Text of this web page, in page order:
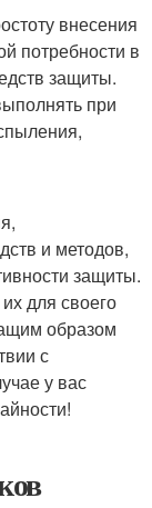
внесения
потребности в
защиты.
при
и методов,
защиты.
для своего
образом
с
у вас